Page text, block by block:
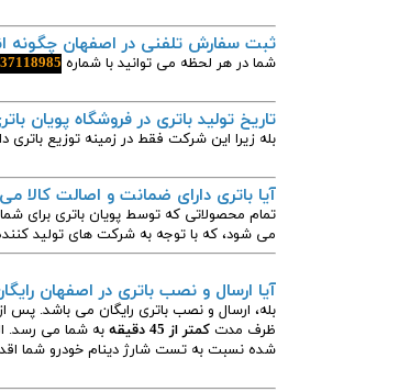
ثبت سفارش تلفنی در اصفهان چگونه
شما در هر لحظه می توانید با شماره
تاریخ تولید باتری در فروشگاه پویان
بله زیرا این شرکت فقط در زمینه توزیع باتری
آیا باتری دارای ضمانت و اصالت کالا
تمام محصولاتی که توسط پویان باتری برای
می شود، که با توجه به شرکت های تولید
آیا ارسال و نصب باتری در اصفهان
بله، ارسال و نصب باتری رایگان می باشد.
ظرف مدت کمتر از 45 دقیقه
به شما می رسد.
شده نسبت به تست شارژ دینام خودرو شما